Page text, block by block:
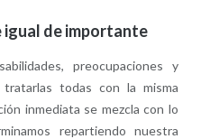
igual de importante
preocupaciones y
todas con la misma
inmediata se mezcla con lo
repartiendo nuestra